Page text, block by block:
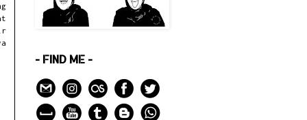
- FIND ME -